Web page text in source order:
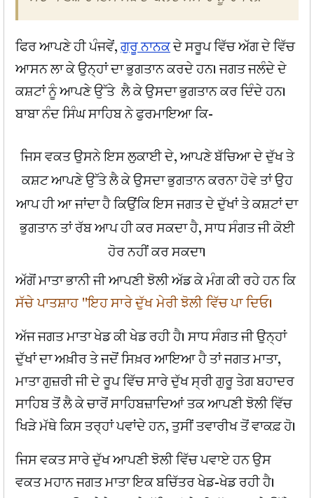
ਫਿਰ ਆਪਣੇ ਹੀ ਪੰਜਵੇਂ,ਗੁਰੂ ਨਾਨਕਦੇ ਸਰੂਪ ਵਿੱਚ ਅੱਗ ਦੇ ਵਿੱਚ
ਆਸਨ ਲਾ ਕੇ ਉਨ੍ਹਾਂ ਦਾ ਭੁਗਤਾਨ ਕਰਦੇ ਹਨ। ਜਗਤ ਜਲੰਦੇ ਦੇ
ਕਸ਼ਟਾਂ ਨੂੰ ਆਪਣੇ ਉੱਤੇ ਲੈ ਕੇ ਉਸਦਾ ਭੁਗਤਾਨ ਕਰ ਦਿੰਦੇ ਹਨ।
ਬਾਬਾ ਨੰਦ ਸਿੰਘ ਸਾਹਿਬ ਨੇ ਫੁਰਮਾਇਆ ਕਿ-
ਜਿਸ ਵਕਤ ਉਸਨੇ ਇਸ ਲੁਕਾਈ ਦੇ, ਆਪਣੇ ਬੱਚਿਆ ਦੇ ਦੁੱਖ ਤੇ
ਕਸ਼ਟ ਆਪਣੇ ਉੱਤੇ ਲੈ ਕੇ ਉਸਦਾ ਭੁਗਤਾਨ ਕਰਨਾ ਹੋਵੇ ਤਾਂ ਉਹ
ਆਪ ਹੀ ਆ ਜਾਂਦਾ ਹੈ ਕਿਉਂਕਿ ਇਸ ਜਗਤ ਦੇ ਦੁੱਖਾਂ ਤੇ ਕਸ਼ਟਾਂ ਦਾ
ਭੁਗਤਾਨ ਤਾਂ ਰੱਬ ਆਪ ਹੀ ਕਰ ਸਕਦਾ ਹੈ, ਸਾਧ ਸੰਗਤ ਜੀ ਕੋਈ
ਹੋਰ ਨਹੀਂ ਕਰ ਸਕਦਾ।
ਅੱਗੋਂ ਮਾਤਾ ਭਾਨੀ ਜੀ ਆਪਣੀ ਝੋਲੀ ਅੱਡ ਕੇ ਮੰਗ ਕੀ ਰਹੇ ਹਨ ਕਿ
ਸੱਚੇ ਪਾਤਸ਼ਾਹ ''ਇਹ ਸਾਰੇ ਦੁੱਖ ਮੇਰੀ ਝੋਲੀ ਵਿੱਚ ਪਾ ਦਿਓ।
ਅੱਜ ਜਗਤ ਮਾਤਾ ਖੇਡ ਕੀ ਖੇਡ ਰਹੀ ਹੈ। ਸਾਧ ਸੰਗਤ ਜੀ ਉਨ੍ਹਾਂ
ਦੁੱਖਾਂ ਦਾ ਅਖ਼ੀਰ ਤੇ ਜਦੋਂ ਸਿਖ਼ਰ ਆਇਆ ਹੈ ਤਾਂ ਜਗਤ ਮਾਤਾ,
ਮਾਤਾ ਗੁਜ਼ਰੀ ਜੀ ਦੇ ਰੂਪ ਵਿੱਚ ਸਾਰੇ ਦੁੱਖ ਸ੍ਰੀ ਗੁਰੂ ਤੇਗ ਬਹਾਦਰ
ਸਾਹਿਬ ਤੋਂ ਲੈ ਕੇ ਚਾਰੋਂ ਸਾਹਿਬਜ਼ਾਦਿਆਂ ਤਕ ਆਪਣੀ ਝੋਲੀ ਵਿੱਚ
ਖਿੜੇ ਮੱਥੇ ਕਿਸ ਤਰ੍ਹਾਂ ਪਵਾਂਦੇ ਹਨ, ਤੁਸੀਂ ਤਵਾਰੀਖ ਤੋਂ ਵਾਕਫ਼ ਹੋ।
ਜਿਸ ਵਕਤ ਸਾਰੇ ਦੁੱਖ ਆਪਣੀ ਝੋਲੀ ਵਿੱਚ ਪਵਾਏ ਹਨ ਉਸ
ਵਕਤ ਮਹਾਨ ਜਗਤ ਮਾਤਾ ਇਕ ਬਚਿੱਤਰ ਖੇਡ-ਖੇਡ ਰਹੀ ਹੈ।